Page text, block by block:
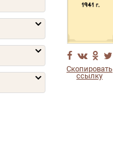
Скопировать
ссылку